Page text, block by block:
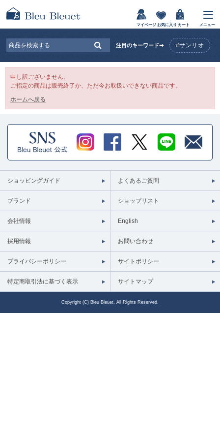
マイページ お気に入り カート メニュー
注目のキーワード➡ #サンリオ
申し訳ございません。
ご指定の商品は販売終了か、ただ今お取扱いできない商品です。
ホームへ戻る
ショッピングガイド よくあるご質問
ブランド ショップリスト
会社情報 English
採用情報 お問い合わせ
プライバシーポリシー サイトポリシー
特定商取引法に基づく表示 サイトマップ
Copyright (C) Bleu Bleuet. All Rights Reserved.